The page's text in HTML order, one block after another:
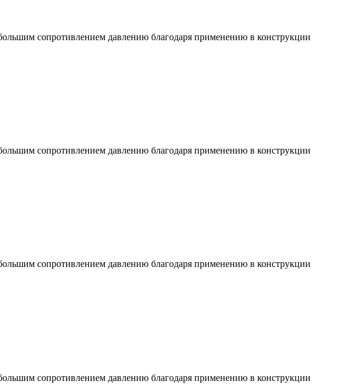
сопротивлением давлению благодаря применению в конструкции
сопротивлением давлению благодаря применению в конструкции
сопротивлением давлению благодаря применению в конструкции
сопротивлением давлению благодаря применению в конструкции